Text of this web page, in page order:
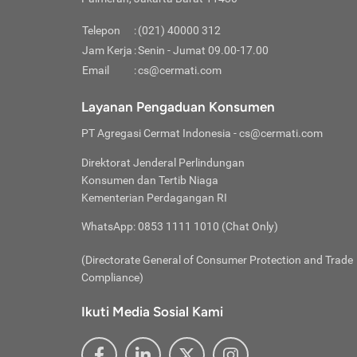
rendah
Jika
Kredit
Telepon :(021) 40000 312
Jam Kerja :Senin - Jumat 09.00-17.00
Email
:cs@cermati.com
Layanan Pengaduan Konsumen
PT Agregasi Cermat Indonesia - cs@cermati.com
Direktorat Jenderal Perlindungan
Konsumen dan Tertib Niaga
Kementerian Perdagangan RI
WhatsApp: 0853 1111 1010 (Chat Only)
(Directorate General of Consumer Protection and Trade
Compliance)
Ikuti Media Sosial Kami